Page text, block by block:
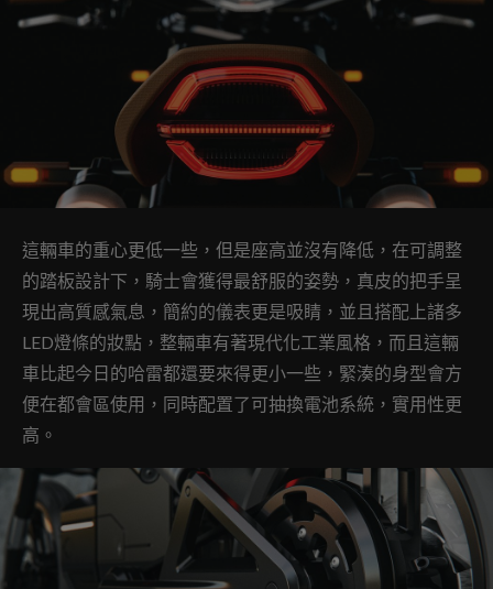
這輛車的重心更低一些，但是座高並沒有降低，在可調整
的踏板設計下，騎士會獲得最舒服的姿勢，真皮的把手呈
現出高質感氣息，簡約的儀表更是吸睛，並且搭配上諸多
LED燈條的妝點，整輛車有著現代化工業風格，而且這輛
車比起今日的哈雷都還要來得更小一些，緊湊的身型會方
便在都會區使用，同時配置了可抽換電池系統，實用性更
高。